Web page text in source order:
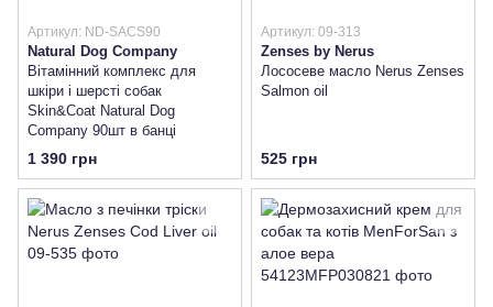
Артикул: ND-SACS90
Natural Dog Company
Вітамінний комплекс для
шкіри і шерсті собак
Skin&Coat Natural Dog
Company 90шт в банці
1 390 грн
Артикул: 09-313
Zenses by Nerus
Лососеве масло Nerus Zenses
Salmon oil
525 грн